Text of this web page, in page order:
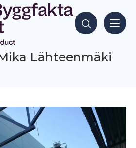
Hae sisältöjä
Lähteenmäki